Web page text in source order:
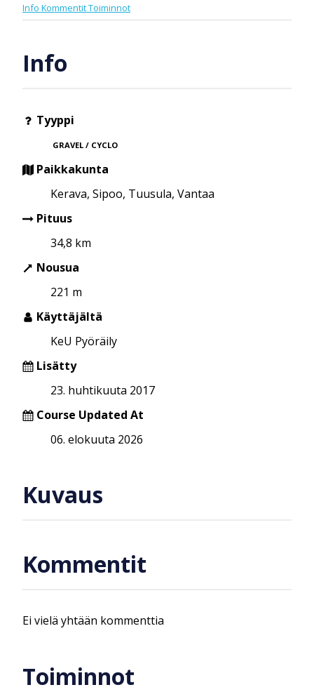
Info KommentitToiminnot
Info
Tyyppi
GRAVEL / CYCLO
Paikkakunta
Kerava, Sipoo, Tuusula, Vantaa
Pituus
34,8 km
Nousua
221 m
Käyttäjältä
KeU Pyöräily
Lisätty
23. huhtikuuta 2017
Course Updated At
06. elokuuta 2026
Kuvaus
Kommentit
Ei vielä yhtään kommenttia
Toiminnot